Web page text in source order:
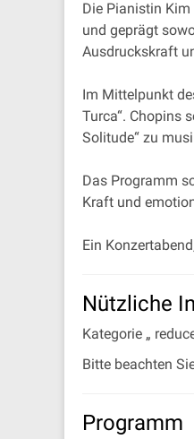
Die Pianistin
und geprägt
Ausdruckskraft
Im Mittelpunkt
Turca“. Chopins
Solitude“ zu
Das Programm
Kraft und
Ein
Nützliche
Kategorie „
Bitte beachten
Programm